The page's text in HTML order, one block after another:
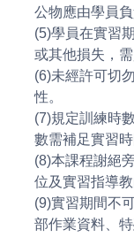
公物應由學員負
(5)學員在實習
或其他損失，需
(6)未經許可切
性。
(7)規定訓練時
數需補足實習時
(8)本課程謝絕
位及實習指導教
(9)實習期間不
部作業資料、